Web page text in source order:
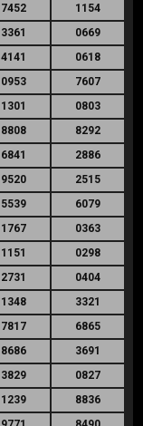
7452
1154
3361
0669
4141
0618
0953
7607
1301
0803
8808
8292
6841
2886
9520
2515
5539
6079
1767
0363
1151
0298
2731
0404
1348
3321
7817
6865
8686
3691
3829
0827
1239
8836